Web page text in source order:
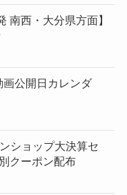
南西・大分県方面】
公開日カレンダ
ショップ大決算セ
クーポン配布